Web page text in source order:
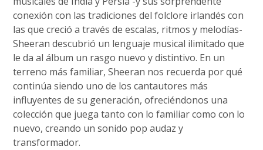
conexión con las tradiciones del folclore irlandés con
las que creció a través de escalas, ritmos y melodías-
Sheeran descubrió un lenguaje musical ilimitado que
le da al álbum un rasgo nuevo y distintivo. En un
terreno más familiar, Sheeran nos recuerda por qué
continúa siendo uno de los cantautores más
influyentes de su generación, ofreciéndonos una
colección que juega tanto con lo familiar como con lo
nuevo, creando un sonido pop audaz y
transformador.